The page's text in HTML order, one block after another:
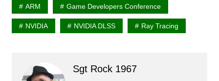
ARM Game Developers Conference
NVIDIA NVIDIA DLSS Ray Tracing
Sgt Rock 1967